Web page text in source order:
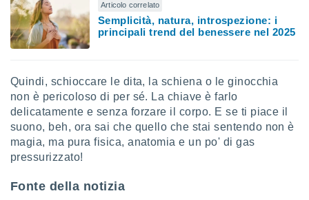
Articolo correlato
Semplicità, natura, introspezione: i
principali trend del benessere nel 2025
Quindi, schioccare le dita, la schiena o le ginocchia
non è pericoloso di per sé. La chiave è farlo
delicatamente e senza forzare il corpo. E se ti piace il
suono, beh, ora sai che quello che stai sentendo non è
magia, ma pura fisica, anatomia e un po' di gas
pressurizzato!
Fonte della notizia